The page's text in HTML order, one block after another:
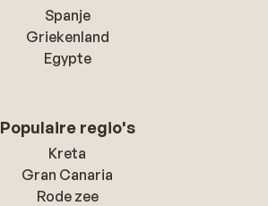
Spanje
Griekenland
Egypte
Populaire regio's
Kreta
Gran Canaria
Rode zee